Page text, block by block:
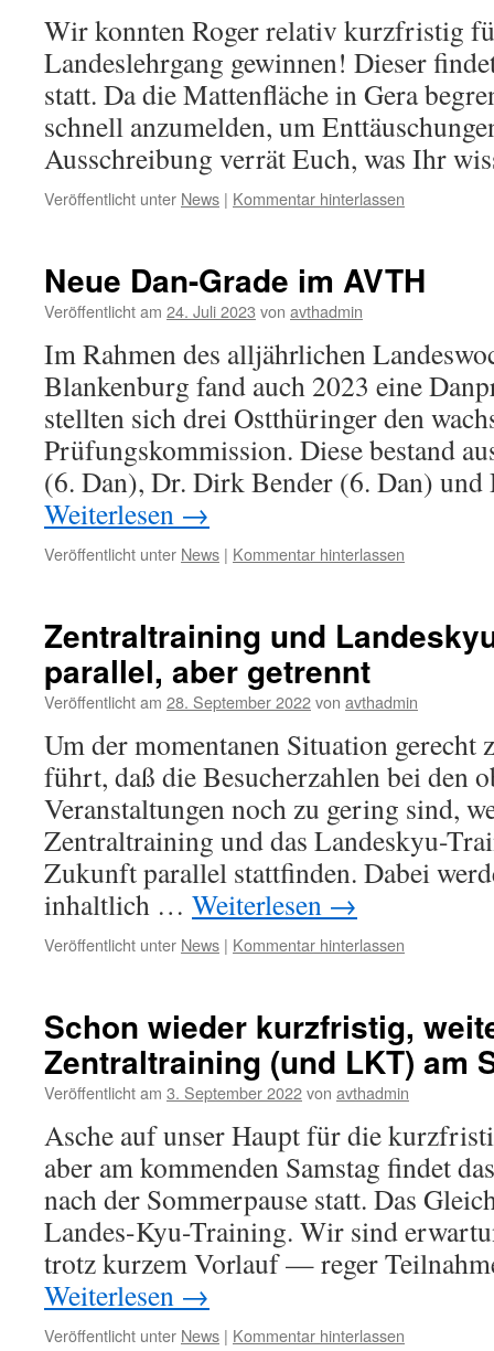
Wir konnten Roger relativ kurzfristig
Landeslehrgang gewinnen! Dieser
statt. Da die Mattenfläche in Gera
schnell anzumelden, um
Ausschreibung verrät Euch, was Ihr
Veröffentlicht unter News | Kommentar hinterlassen
Neue Dan-Grade im AVTH
Veröffentlicht am 24. Juli 2023 von avthadmin
Im Rahmen des alljährlichen
Blankenburg fand auch 2023 eine
stellten sich drei Ostthüringer den
Prüfungskommission. Diese bestand
(6. Dan), Dr. Dirk Bender (6. Dan)
Weiterlesen →
Veröffentlicht unter News | Kommentar hinterlassen
Zentraltraining und
parallel, aber getrennt
Veröffentlicht am 28. September 2022von avthadmin
Um der momentanen Situation gerecht
führt, daß die Besucherzahlen bei den
Veranstaltungen noch zu gering sind,
Zentraltraining und das Landeskyu-
Zukunft parallel stattfinden. Dabei
inhaltlich … Weiterlesen →
Veröffentlicht unter News | Kommentar hinterlassen
Schon wieder kurzfristig,
Zentraltraining (und LKT) am
Veröffentlicht am 3. September 2022von avthadmin
Asche auf unser Haupt für die
aber am kommenden Samstag findet
nach der Sommerpause statt. Das
Landes-Kyu-Training. Wir sind
trotz kurzem Vorlauf — reger
Weiterlesen →
Veröffentlicht unter News | Kommentar hinterlassen